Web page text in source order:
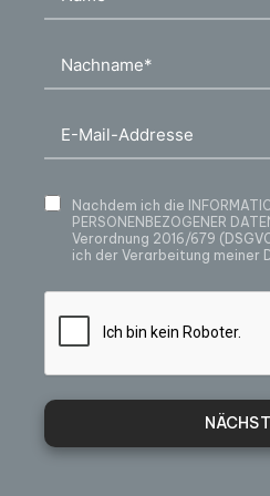
Nachdem ich die
PERSONENBEZOGENER
Verordnung 2016/679
ich der Verarbeitung meiner